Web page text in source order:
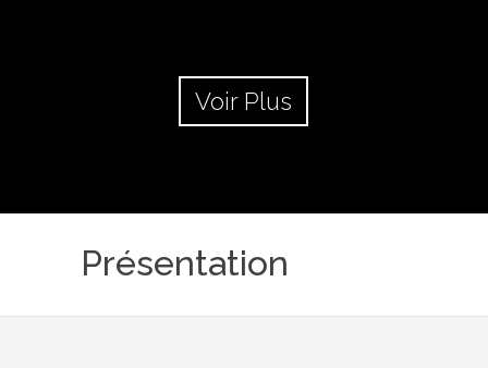
Voir Plus
Présentation